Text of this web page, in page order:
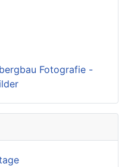
Fotografie -